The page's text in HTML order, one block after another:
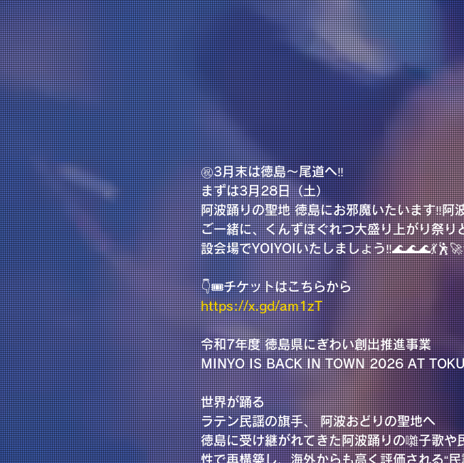
㊗️3月末は徳島〜尾道へ‼️
まずは3月28日（土）
阿波踊りの聖地 徳島にお邪魔いたいます‼️阿
ご一緒に、くんずほぐれつ大盛り上がり祭
設会場でYOIYOIいたしましょう
👇🎟️チケットはこちらから
https://x.gd/am1zT
令和7年度 徳島県にぎわい創出推進事業
MINYO IS BACK IN TOWN 2026 AT
世界が踊る
ラテン民謡の旗手、 阿波おどりの聖地へ
徳島に受け継がれてきた阿波踊りの囃子歌や
性で再構築し、海外からも高く評価される“